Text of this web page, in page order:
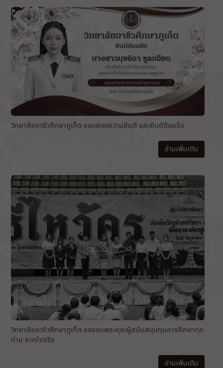
วิทยาลัยอาชีวศึกษาภูเก็ต ขอแสดงความยินดี และยินดีต้อนรับ
อ่านเพิ่มเติม
วิทยาลัยอาชีวศึกษาภูเก็ต ขอขอบพระคุณผู้สนับสนุนทุนการศึกษาทุก
ท่าน จากใจจริง
อ่านเพิ่มเติม